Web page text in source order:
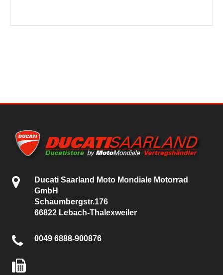
Ducati Saarland Moto Mondiale Motorrad
GmbH
Schaumbergstr.176
66822 Lebach-Thalexweiler
0049 6888-900876